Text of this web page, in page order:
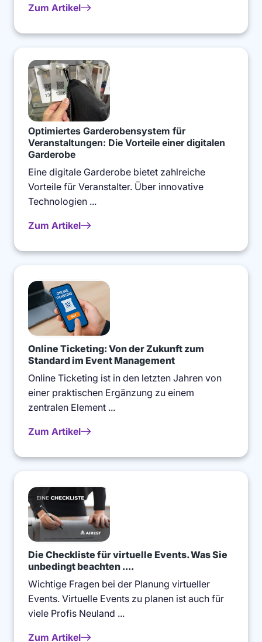
Zum Artikel
Optimiertes Garderobensystem für
Veranstaltungen: Die Vorteile einer digitalen
Garderobe
Eine digitale Garderobe bietet zahlreiche
Vorteile für Veranstalter. Über innovative
Technologien ...
Zum Artikel
Online Ticketing: Von der Zukunft zum
Standard im Event Management
Online Ticketing ist in den letzten Jahren von
einer praktischen Ergänzung zu einem
zentralen Element ...
Zum Artikel
Die Checkliste für virtuelle Events. Was Sie
unbedingt beachten ....
Wichtige Fragen bei der Planung virtueller
Events. Virtuelle Events zu planen ist auch für
viele Profis Neuland ...
Zum Artikel